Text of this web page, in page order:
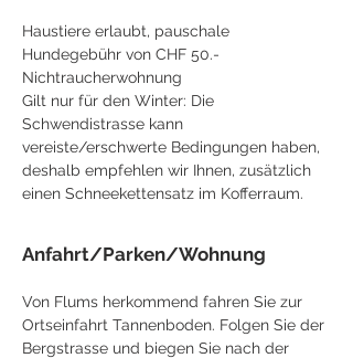
Haustiere erlaubt, pauschale
Hundegebühr von CHF 50.-
Nichtraucherwohnung
Gilt nur für den Winter: Die
Schwendistrasse kann
vereiste/erschwerte Bedingungen haben,
deshalb empfehlen wir Ihnen, zusätzlich
einen Schneekettensatz im Kofferraum.
Anfahrt/Parken/Wohnung
Von Flums herkommend fahren Sie zur
Ortseinfahrt Tannenboden. Folgen Sie der
Bergstrasse und biegen Sie nach der